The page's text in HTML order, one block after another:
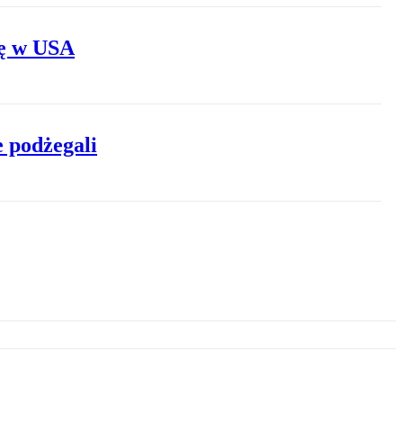
w USA
podżegali